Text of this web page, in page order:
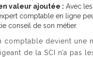
valeur ajoutée : Avec
comptable en ligne
conseil de son métier.
comptable devient une
de la SCI n’a pas